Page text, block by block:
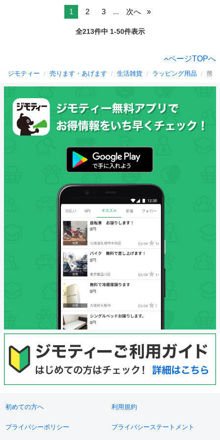
1 2 3 ... 次へ
全213件中 1-50件表示
ページTOPへ
ジモティー 売ります・あげます 生活雑貨 ラッピング用品 熊
初めての方へ 利用規約
プライバシーポリシー プライバシーステートメント